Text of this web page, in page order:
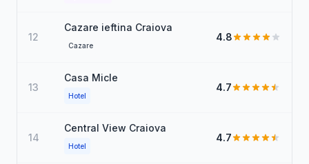
12
Cazare ieftina Craiova
Cazare
4.8
13
Casa Micle
Hotel
4.7
14
Central View Craiova
Hotel
4.7